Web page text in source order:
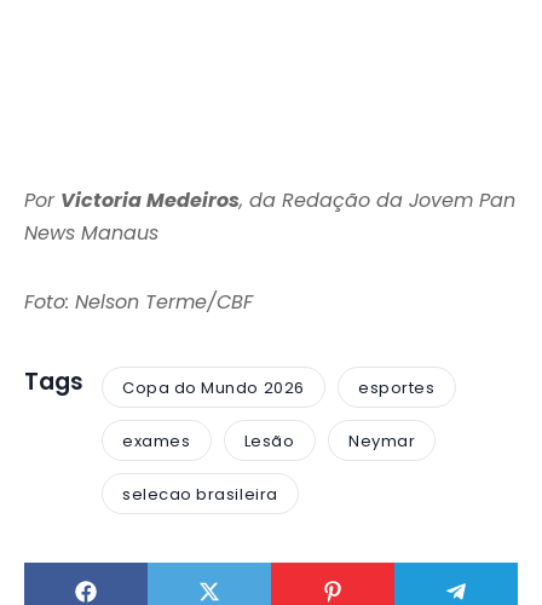
Por Victoria Medeiros, da Redação da Jovem Pan
News Manaus
Foto: Nelson Terme/CBF
Tags Copa do Mundo 2026 esportes
exames Lesão Neymar
selecao brasileira